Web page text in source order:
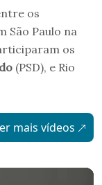
os
São Paulo na
os
(PSD), e Rio
mais vídeos